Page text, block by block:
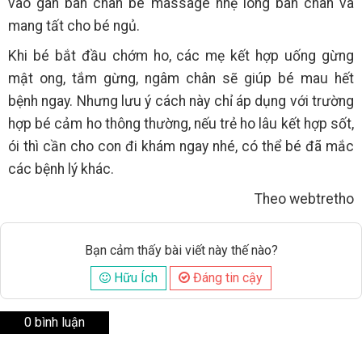
vào gan bàn chân bé massage nhẹ lòng bàn chân và
mang tất cho bé ngủ.
Khi bé bắt đầu chớm ho, các mẹ kết hợp uống gừng
mật ong, tắm gừng, ngâm chân sẽ giúp bé mau hết
bệnh ngay. Nhưng lưu ý cách này chỉ áp dụng với trường
hợp bé cảm ho thông thường, nếu trẻ ho lâu kết hợp sốt,
ói thì cần cho con đi khám ngay nhé, có thể bé đã mắc
các bệnh lý khác.
Theo webtretho
Bạn cảm thấy bài viết này thế nào?
Hữu Ích
Đáng tin cậy
0 bình luận